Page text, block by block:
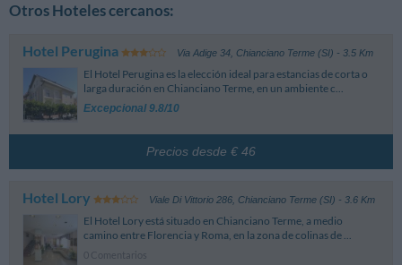
Otros Hoteles cercanos:
Hotel Perugina Via Adige 34, Chianciano Terme (SI) - 3.5 Km
El Hotel Perugina es la elección ideal para estancias de corta o
larga duración en Chianciano Terme, en un ambiente c...
Excepcional 9.8/10
Precios desde € 46
Hotel Lory Viale Di Vittorio 286, Chianciano Terme (SI) - 3.6 Km
El Hotel Lory está situado en Chianciano Terme, a medio
camino entre Florencia y Roma, en la zona de colinas de ...
0 Comentarios